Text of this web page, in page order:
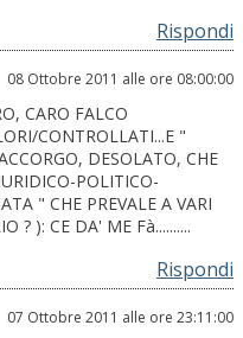
Rispondi
08 Ottobre 2011 alle ore 08:00:00
CARO FALCO
CONTROLLATI...E "
DESOLATO, CHE
POLITICO-
" CHE PREVALE A VARI
? ): CE DA' ME Fà..........
Rispondi
07 Ottobre 2011 alle ore 23:11:00